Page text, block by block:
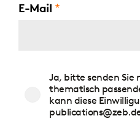
E-Mail
Publikationen
Ja, bitte senden Sie
thematisch
kann diese